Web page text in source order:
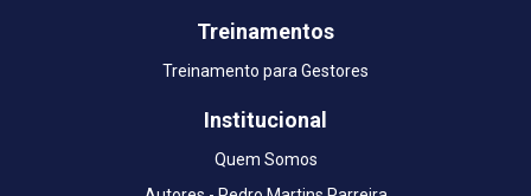
Treinamentos
Treinamento para Gestores
Institucional
Quem Somos